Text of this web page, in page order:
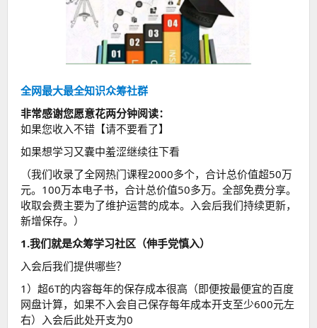
全网最大最全知识众筹社群
非常感谢您愿意花两分钟阅读：
如果您收入不错【请不要看了】
如果想学习又囊中羞涩继续往下看
（我们收录了全网热门课程2000多个，合计总价值超50万
元。100万本电子书，合计总价值50多万。全部免费分享。
收取会费主要为了维护运营的成本。入会后我们持续更新，
新增保存。）
1.我们就是众筹学习社区（伸手党慎入）
入会后我们提供哪些？
1）超6T的内容每年的保存成本很高（即便按最便宜的百度
网盘计算，如果不入会自己保存每年成本开支至少600元左
右）入会后此处开支为0